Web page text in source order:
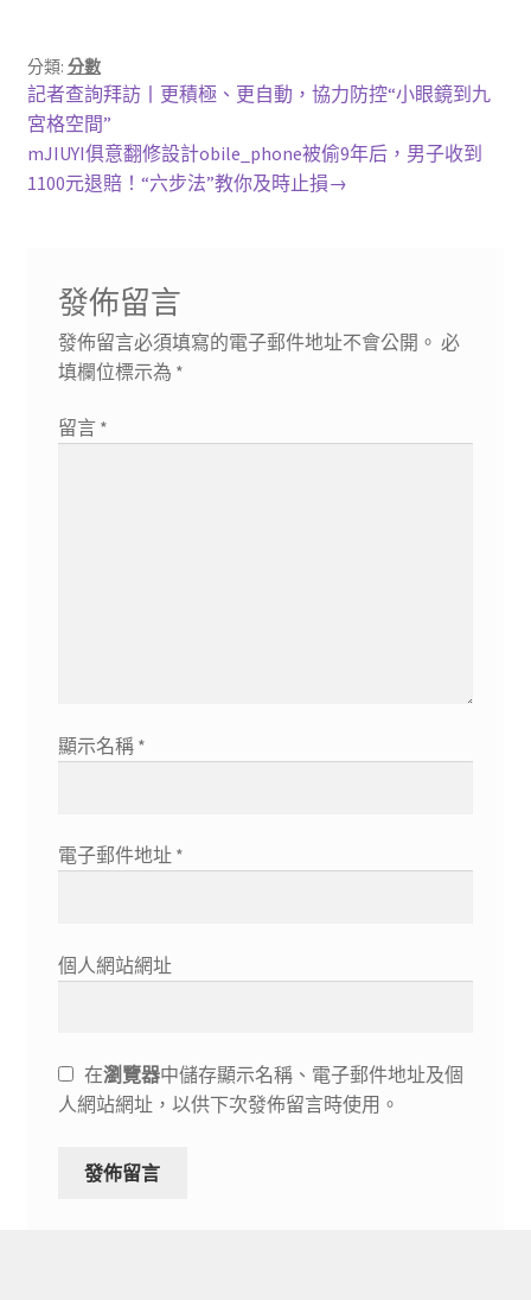
分類: 分數
文
章
導
上
一
篇
文
記者查詢拜訪丨更積極、更自動，協力防控“小眼鏡到九
宮格空間”
下
一
mJIUYI俱意翻修設計obile_phone被偷9年后，男子收到
1100元退賠！“六步法”教你及時止損→
發佈留言
發佈留言必須填寫的電子郵件地址不會公開。 必
填欄位標示為 *
留言 *
顯示名稱 *
電子郵件地址 *
個人網站網址
在瀏覽器中儲存顯示名稱、電子郵件地址及個
人網站網址，以供下次發佈留言時使用。